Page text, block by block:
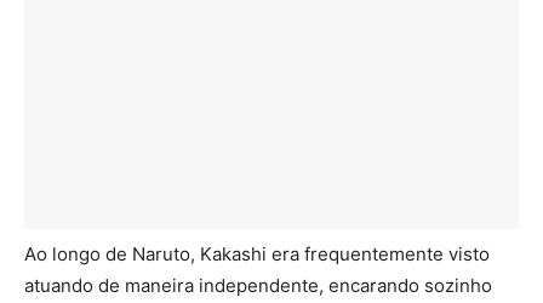
Ao longo de Naruto, Kakashi era frequentemente visto
atuando de maneira independente, encarando sozinho